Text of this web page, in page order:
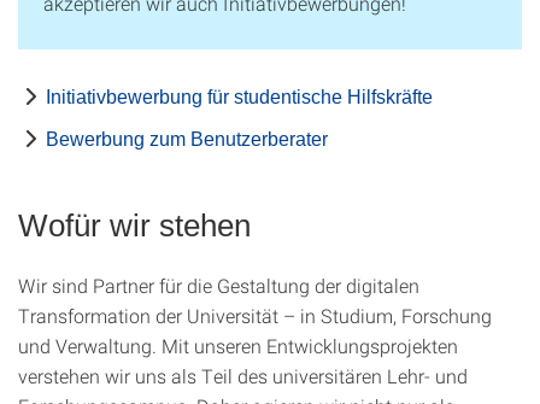
Initiativbewerbung für studentische Hilfskräfte
Bewerbung zum Benutzerberater
Wofür wir stehen
Wir sind Partner für die Gestaltung der digitalen
Transformation der Universität – in Studium, Forschung
und Verwaltung. Mit unseren Entwicklungsprojekten
verstehen wir uns als Teil des universitären Lehr- und